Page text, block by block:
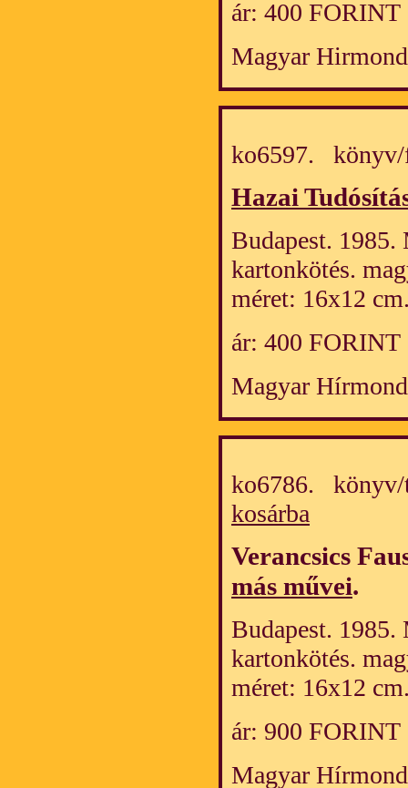
ár: 400 FORINT
Magyar
ko6597.
Hazai
Budapest.
kartonkötés.
méret: 16x12
ár: 400 FORINT
Magyar
ko6786.
kosárba
Verancsics
más művei.
Budapest.
kartonkötés.
méret: 16x12
ár: 900 FORINT
Magyar